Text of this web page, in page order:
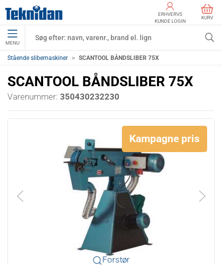
ERHVERVS
KUNDE LOGIN
KURV
MENU
Stående slibemaskiner SCANTOOL BÅNDSLIBER 75X
SCANTOOL BÅNDSLIBER 75X
Varenummer: 350430232230
Forstør
Kampagne pris